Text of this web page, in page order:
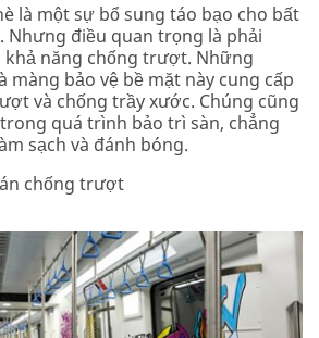
là một sự bổ sung táo bạo cho bất
Nhưng điều quan trọng là phải
khả năng chống trượt. Những
màng bảo vệ bề mặt này cung cấp
và chống trầy xước. Chúng cũng
quá trình bảo trì sàn, chẳng
sạch và đánh bóng.
chống trượt